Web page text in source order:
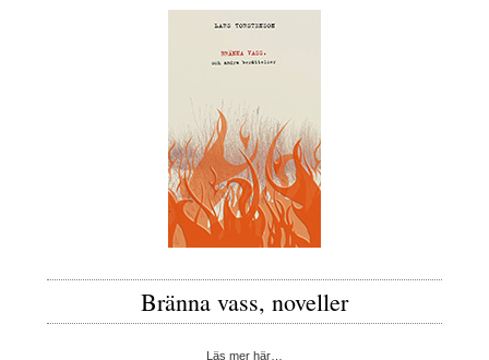
Bränna vass, noveller
Läs mer här…